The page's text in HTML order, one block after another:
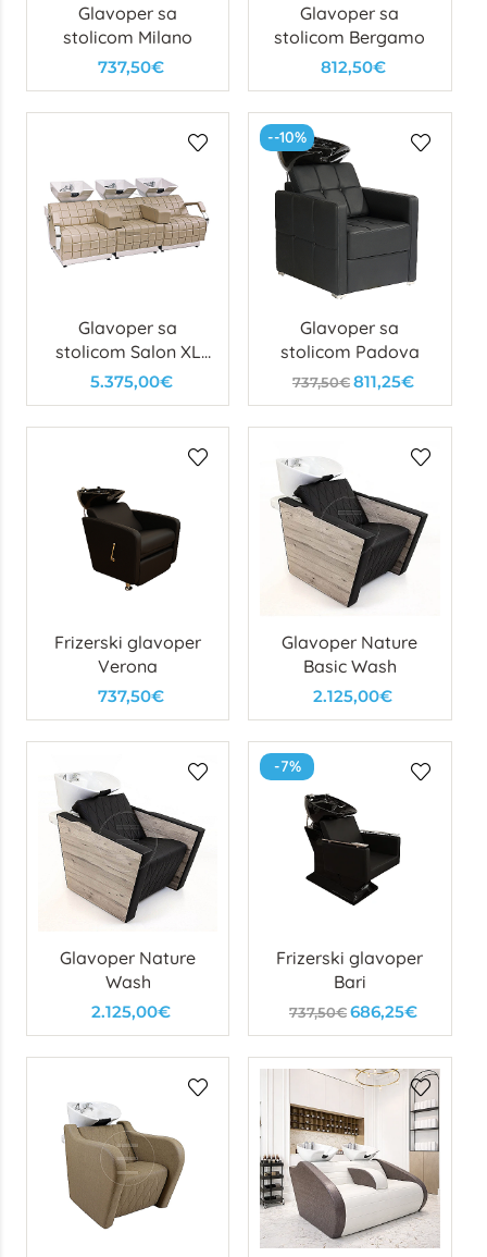
Glavoper sa
stolicom Milano
737,50€
Glavoper sa
stolicom Bergamo
812,50€
Glavoper sa
stolicom Salon XL
Wash E
5.375,00€
--10%
Glavoper sa
stolicom Padova
737,50€811,25€
Frizerski glavoper
Verona
737,50€
Glavoper Nature
Basic Wash
2.125,00€
Glavoper Nature
Wash
2.125,00€
-7%
Frizerski glavoper
Bari
737,50€686,25€